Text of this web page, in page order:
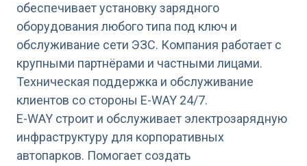
обеспечивает установку зарядного
оборудования любого типа под ключ и
обслуживание сети ЭЗС. Компания работает с
крупными партнёрами и частными лицами.
Техническая поддержка и обслуживание
клиентов со стороны Е-WAY 24/7.
Е-WAY строит и обслуживает электрозарядную
инфраструктуру для корпоративных
автопарков. Помогает создать